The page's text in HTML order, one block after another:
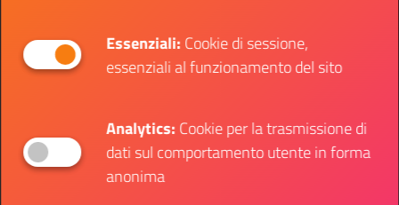
Essenziali:Cookie di sessione,
essenziali al funzionamento del sito
Analytics:Cookie per la trasmissione di
dati sul comportamento utente in forma
anonima